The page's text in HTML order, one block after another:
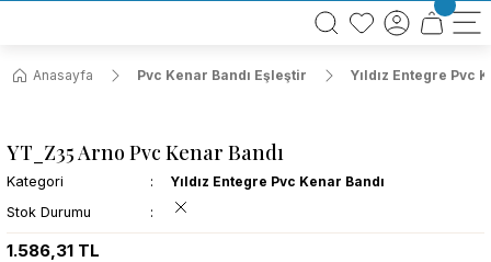
BÜTÜN ALIŞVERİŞLERİNİZDE KARGO BEDAVA!
TÜRKİYE GENELİNDE 10.000 MÜŞTERİ REFERANSI
Anasayfa
Pvc Kenar Bandı Eşleştir Yıldız Entegre Pvc
YT_Z35 Arno Pvc Kenar Bandı
Kategori
Yıldız Entegre Pvc Kenar Bandı
Stok Durumu
1.586,31 TL